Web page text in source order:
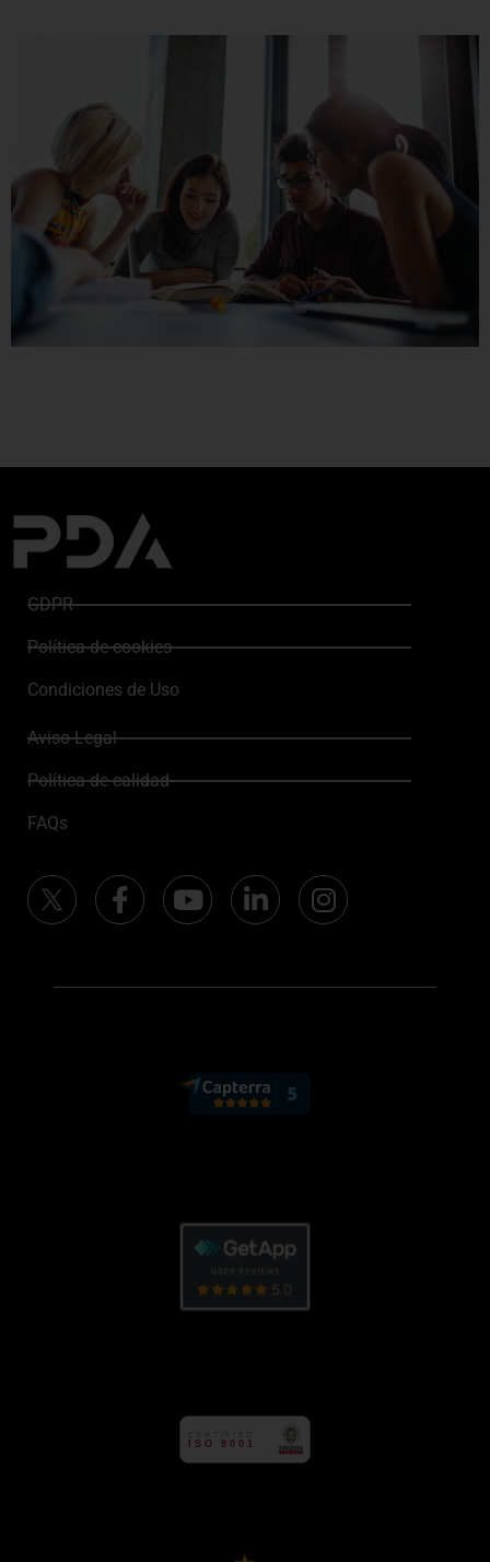
GDPR
Política de cookies
Condiciones de Uso
Aviso Legal
Política de calidad
FAQs
TIFIED
ISO 9001